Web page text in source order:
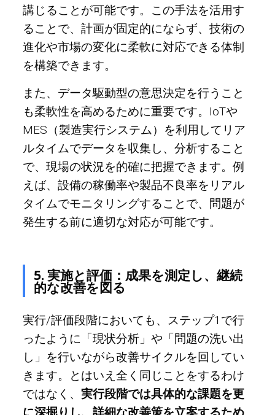
講じることが可能です。この手法を活用す
ることで、計画が固定的にならず、技術の
進化や市場の変化に柔軟に対応できる体制
を構築できます。
また、データ駆動型の意思決定を行うこと
も柔軟性を高めるために重要です。IoTや
MES（製造実行システム）を利用してリア
ルタイムでデータを収集し、分析すること
で、現場の状況を的確に把握できます。例
えば、設備の稼働率や製品不良率をリアル
タイムでモニタリングすることで、問題が
発生する前に適切な対応が可能です。
5. 実施と評価：成果を測定し、継続
的な改善を図る
実行/評価段階においても、ステップ1で行
ったように「現状分析」や「問題の洗い出
し」を行いながら改善サイクルを回してい
きます。とはいえ全く同じことをするわけ
ではなく、 実行段階では具体的な課題を更